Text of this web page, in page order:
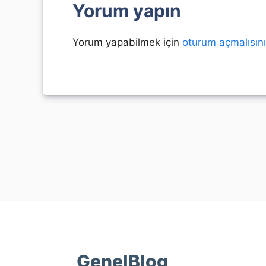
Yorum yapın
Yorum yapabilmek için oturum
GenelBlog